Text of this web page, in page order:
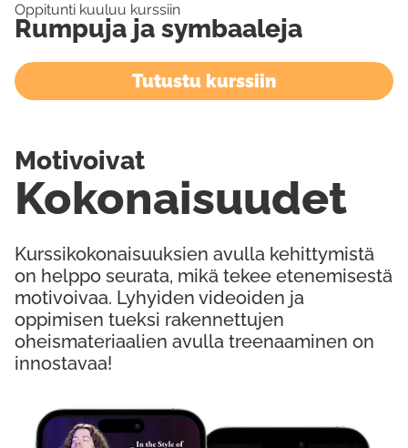
Oppitunti kuuluu kurssiin
Rumpuja ja symbaaleja
Tutustu kurssiin
Kurssikokonaisuuksien avulla kehittymistä
on helppo seurata, mikä tekee etenemisestä
motivoivaa. Lyhyiden videoiden ja
oppimisen tueksi rakennettujen
oheismateriaalien avulla treenaaminen on
innostavaa!
Kokonaisuudet
Motivoivat